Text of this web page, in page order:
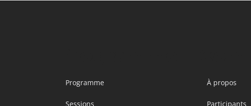
Programme
Sessions
À propos
Participants